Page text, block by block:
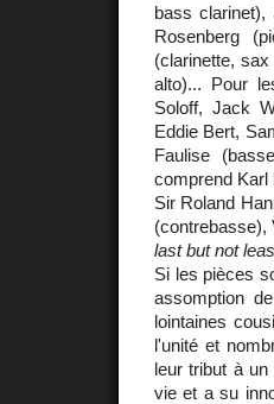
bass clarinet),
Rosenberg
(clarinette,
alto)... Pour
Soloff, Jack
Eddie Bert,
Faulise
comprend Karl
Sir Roland
(contrebasse),
last but not
Si les pièces
assomption
lointaines
l'unité et
leur tribut à
vie et a su